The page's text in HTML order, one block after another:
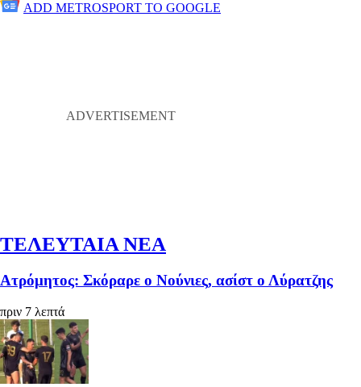
ADD METROSPORT TO GOOGLE
ΤΕΛΕΥΤΑΙΑ ΝΕΑ
Ατρόμητος: Σκόραρε ο Νούνιες, ασίστ ο Λύρατζης
πριν 7 λεπτά